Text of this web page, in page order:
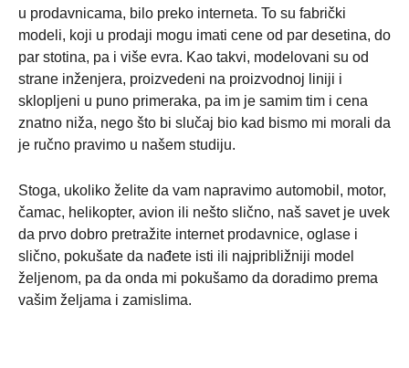
u prodavnicama, bilo preko interneta. To su fabrički
modeli, koji u prodaji mogu imati cene od par desetina, do
par stotina, pa i više evra. Kao takvi, modelovani su od
strane inženjera, proizvedeni na proizvodnoj liniji i
sklopljeni u puno primeraka, pa im je samim tim i cena
znatno niža, nego što bi slučaj bio kad bismo mi morali da
je ručno pravimo u našem studiju.
Stoga, ukoliko želite da vam napravimo automobil, motor,
čamac, helikopter, avion ili nešto slično, naš savet je uvek
da prvo dobro pretražite internet prodavnice, oglase i
slično, pokušate da nađete isti ili najpribližniji model
željenom, pa da onda mi pokušamo da doradimo prema
vašim željama i zamislima.